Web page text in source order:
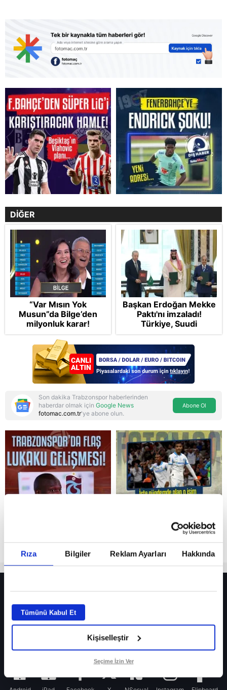
Rıza Bilgiler Reklam Ayarları Hakkında
Tümünü Kabul Et
Kişiselleştir
Seçime İzin Ver
Reddet
DİĞER
“Var Mısın Yok
Musun”da Bilge’den
milyonluk karar!
Başkan Erdoğan Mekke
Paktı'nı imzaladı!
Türkiye, Suudi
Arabistan ve
Pakistan'dan stratejik
güvenlik adımı:
Anlaşmanın tüm
detayları
Son dakika Trabzonspor haberlerinden
haberdar olmak için Google News
fotomac.com.tr'ye abone olun.
Abone Ol
Fenerbahçe’de sürpriz ayrılık ihtimali! Devre arasında gelmişti
Fenerbahçe’nin yeni transferi Mason Greenwood için olay sözler!
Galatasaray’da rota yeniden Thiago Almada!